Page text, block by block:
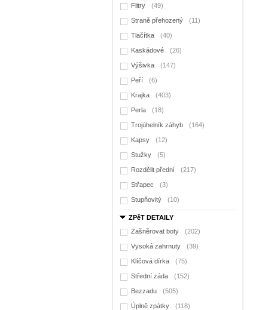
Flitry (49)
Straně přehozený (11)
Tlačítka (40)
Kaskádové (26)
Výšivka (147)
Peří (6)
Krajka (403)
Perla (18)
Trojúhelník záhyb (164)
Kapsy (12)
Stužky (5)
Rozdělit přední (217)
Střapec (3)
Stupňovitý (10)
ZPěT DETAILY
Zašněrovat boty
(202)
Vysoká zahrnuty (39)
Klíčová dírka (75)
Střední záda (152)
Bezzadu (505)
Úplně zpátky (118)